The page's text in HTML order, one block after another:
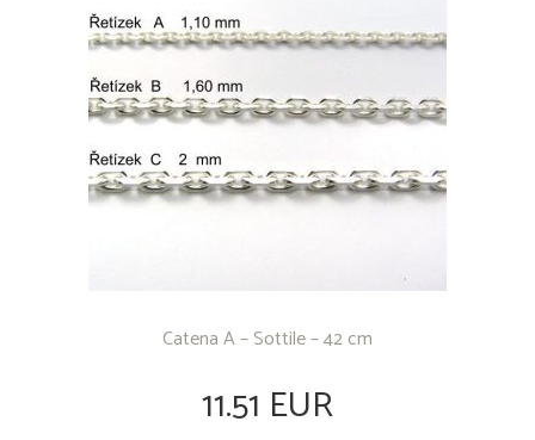
PORTACHIAVI - METALLO COMUNE
Catena A – Sottile – 42 cm
11.51 EUR